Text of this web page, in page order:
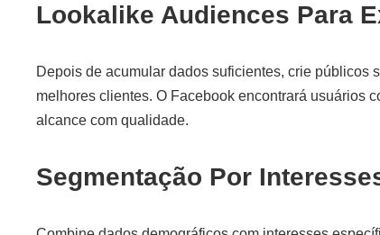
Lookalike Audiences Para
Depois de acumular dados suficientes, crie públicos
melhores clientes. O Facebook encontrará usuários
alcance com qualidade.
Segmentação Por